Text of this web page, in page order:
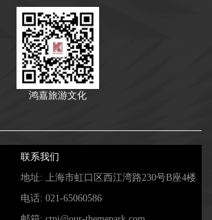
鸿嘉旅游文化
联系我们
地址: 上海市虹口区西江湾路230号B座4楼
电话: 021-65060586